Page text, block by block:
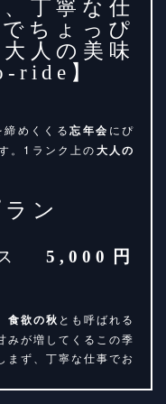
丁寧な仕
ちょっぴ
人の美味
ride】
締めくくる忘年会 にぴ
。1ランク上の大人の
ン
ス 5,000円
食欲の秋 とも呼ばれる
みが増してくるこの季
まず、丁寧な仕事でお